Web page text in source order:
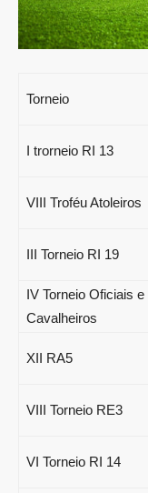
Torneio
I trorneio RI 13
VIII Troféu Atoleiros
III Torneio RI 19
IV Torneio Oficiais e
Cavalheiros
XII RA5
VIII Torneio RE3
VI Torneio RI 14